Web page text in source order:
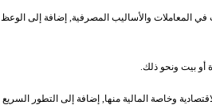
المعاملات والأساليب المصرفية, إضافة إلى الوعظ
أو بيت ونحو ذلك.
وخاصة المالية منها, إضافة إلى التطور السريع